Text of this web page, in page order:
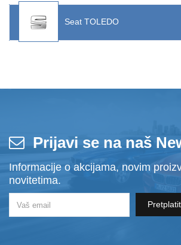
Seat TOLEDO
Prijavi se na naš
Informacije o akcijama, novim
novitetima.